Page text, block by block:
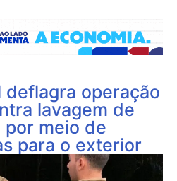
deflagra operação
lavagem de
meio de
para o exterior